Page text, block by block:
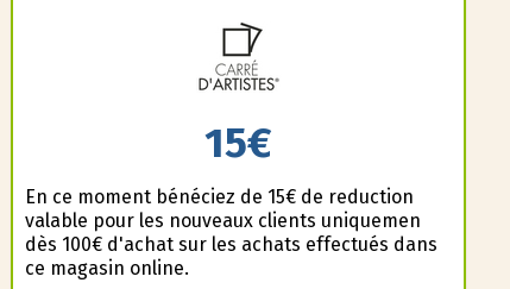
15€
En ce moment bénéficiez de 15€ de reduction
valable pour les nouveaux clients uniquemen
dès 100€ d'achat sur les achats effectués dans
ce magasin online.